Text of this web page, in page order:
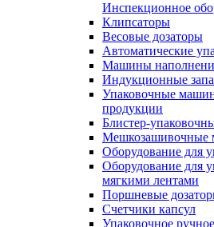
Инспекционное
Клипсаторы
Весовые дозаторы
Автоматические
Машины
Индукционные
Упаковочные
продукции
Блистер-
Мешкозашивочные
Оборудование для
Оборудование для
мягкими лентами
Поршневые
Счетчики капсул
Упаковочное